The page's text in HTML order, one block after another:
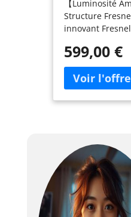
Focale,
Mural, Gain
95% Rejet
【Luminosité
Structure
innovant
des images plus
nettes. Cela
exceptionnelle,
environnements
rendant votre
couleurs de 99,7
écran offre un
clarté précise.
et réalistes
expérience
599,00 €